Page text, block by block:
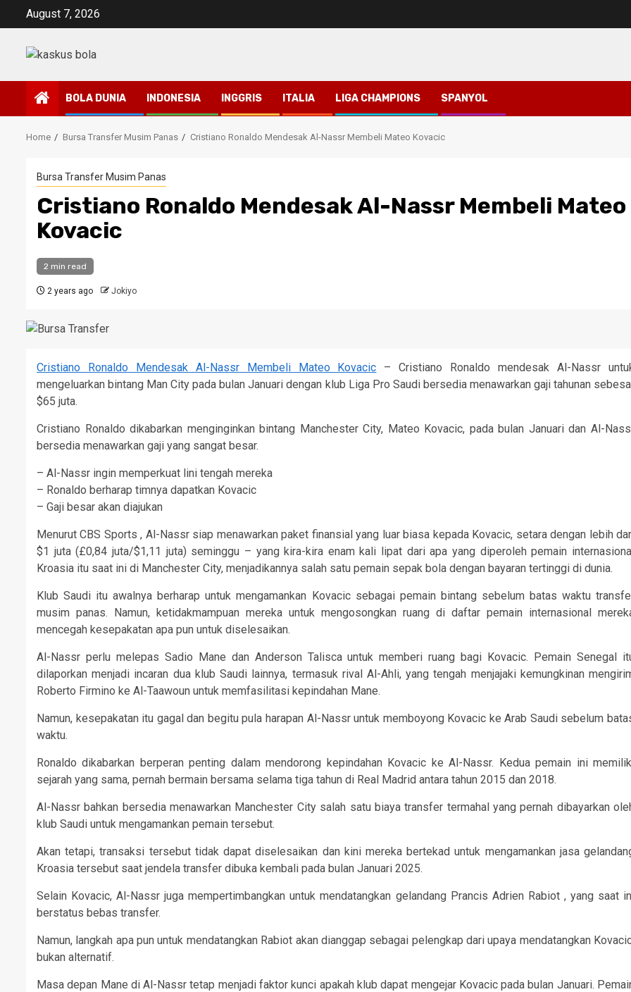
August 7, 2026
BOLA DUNIA INDONESIA INGGRIS ITALIA LIGA CHAMPIONS SPANYOL
Home Bursa Transfer Musim Panas Cristiano Ronaldo Mendesak Al-Nassr Membeli Mateo Kovacic
Bursa Transfer Musim Panas
Cristiano Ronaldo Mendesak Al-Nassr Membeli Mateo
Kovacic
2 min read
2 years ago Jokiyo
Cristiano Ronaldo Mendesak Al-Nassr Membeli Mateo Kovacic – Cristiano Ronaldo mendesak Al-Nassr
mengeluarkan bintang Man City pada bulan Januari dengan klub Liga Pro Saudi bersedia menawarkan gaji tahunan
$65 juta.
Cristiano Ronaldo dikabarkan menginginkan bintang Manchester City, Mateo Kovacic, pada bulan Januari dan Al-
bersedia menawarkan gaji yang sangat besar.
– Al-Nassr ingin memperkuat lini tengah mereka
– Ronaldo berharap timnya dapatkan Kovacic
– Gaji besar akan diajukan
Menurut CBS Sports , Al-Nassr siap menawarkan paket finansial yang luar biasa kepada Kovacic, setara dengan lebih
$1 juta (£0,84 juta/$1,11 juta) seminggu – yang kira-kira enam kali lipat dari apa yang diperoleh pemain
Kroasia itu saat ini di Manchester City, menjadikannya salah satu pemain sepak bola dengan bayaran tertinggi di dunia.
Klub Saudi itu awalnya berharap untuk mengamankan Kovacic sebagai pemain bintang sebelum batas waktu
musim panas. Namun, ketidakmampuan mereka untuk mengosongkan ruang di daftar pemain internasional
mencegah kesepakatan apa pun untuk diselesaikan.
Al-Nassr perlu melepas Sadio Mane dan Anderson Talisca untuk memberi ruang bagi Kovacic. Pemain Senegal
dilaporkan menjadi incaran dua klub Saudi lainnya, termasuk rival Al-Ahli, yang tengah menjajaki kemungkinan
Roberto Firmino ke Al-Taawoun untuk memfasilitasi kepindahan Mane.
Namun, kesepakatan itu gagal dan begitu pula harapan Al-Nassr untuk memboyong Kovacic ke Arab Saudi sebelum
waktu.
Ronaldo dikabarkan berperan penting dalam mendorong kepindahan Kovacic ke Al-Nassr. Kedua pemain ini
sejarah yang sama, pernah bermain bersama selama tiga tahun di Real Madrid antara tahun 2015 dan 2018.
Al-Nassr bahkan bersedia menawarkan Manchester City salah satu biaya transfer termahal yang pernah dibayarkan
klub Saudi untuk mengamankan pemain tersebut.
Akan tetapi, transaksi tersebut tidak dapat diselesaikan dan kini mereka bertekad untuk mengamankan jasa
Kroasia tersebut saat jendela transfer dibuka kembali pada bulan Januari 2025.
Selain Kovacic, Al-Nassr juga mempertimbangkan untuk mendatangkan gelandang Prancis Adrien Rabiot , yang saat
berstatus bebas transfer.
Namun, langkah apa pun untuk mendatangkan Rabiot akan dianggap sebagai pelengkap dari upaya mendatangkan
bukan alternatif.
Masa depan Mane di Al-Nassr tetap menjadi faktor kunci apakah klub dapat mengejar Kovacic pada bulan Januari.